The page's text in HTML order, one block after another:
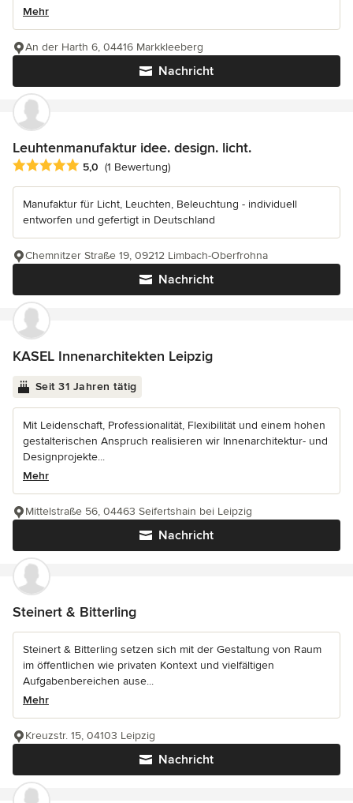
Mehr
Nachricht
An der Harth 6, 04416 Markkleeberg
Leuhtenmanufaktur idee. design. licht.
Durchschnittliche Bewertung: 5 von 5 Sternen
5,0 (1 Bewertung)
Manufaktur für Licht, Leuchten, Beleuchtung - individuell
entworfen und gefertigt in Deutschland
Nachricht
Chemnitzer Straße 19, 09212 Limbach-Oberfrohna
KASEL Innenarchitekten Leipzig
Seit 31 Jahren tätig
Mit Leidenschaft, Professionalität, Flexibilität und einem hohen
gestalterischen Anspruch realisieren wir Innenarchitektur- und
Designprojekte...
Mehr
Nachricht
Mittelstraße 56, 04463 Seifertshain bei Leipzig
Steinert & Bitterling
Steinert & Bitterling setzen sich mit der Gestaltung von Raum
im öffentlichen wie privaten Kontext und vielfältigen
Aufgabenbereichen ause...
Mehr
Nachricht
Kreuzstr. 15, 04103 Leipzig